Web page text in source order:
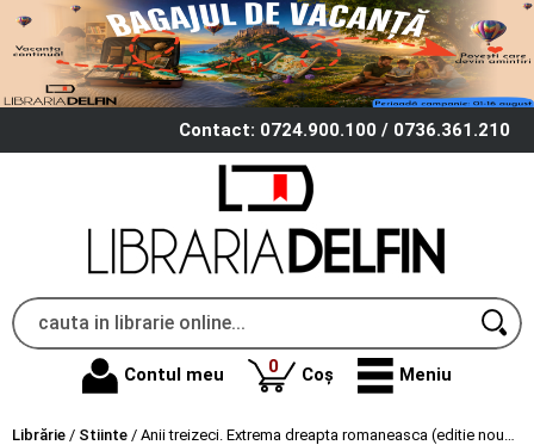
Contact: 0724.900.100 / 0736.361.210
Contul meu 0produse
Coș Meniu
Librărie / Stiinte / Anii treizeci. Extrema dreapta romaneasca (editie noua) - Z. Ornea